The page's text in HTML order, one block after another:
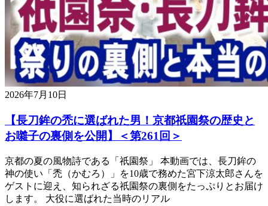
2026年7月10日
【長刀鉾の禿に選ばれた男！京都祇園祭の歴史と
お囃子の裏側を公開】＜第261回＞
京都の夏の風物詩である「祇園祭」 本動画では、長刀鉾の
神の使い「禿（かむろ）」を10歳で務めた宮下涼太郎さんを
ゲストに迎え、知られざる祇園祭の裏側をたっぷりとお届け
します。 大役に選ばれた当時のリアル